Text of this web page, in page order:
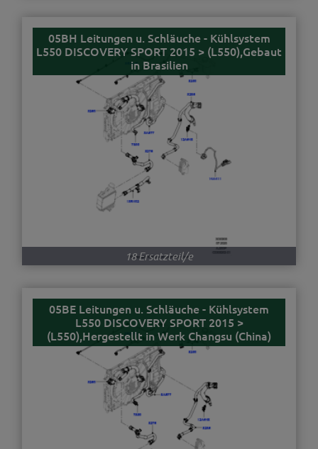
05BH Leitungen u. Schläuche - Kühlsystem
L550 DISCOVERY SPORT 2015 > (L550),Gebaut
in Brasilien
18 Ersatzteil/e
05BE Leitungen u. Schläuche - Kühlsystem
L550 DISCOVERY SPORT 2015 >
(L550),Hergestellt in Werk Changsu (China)